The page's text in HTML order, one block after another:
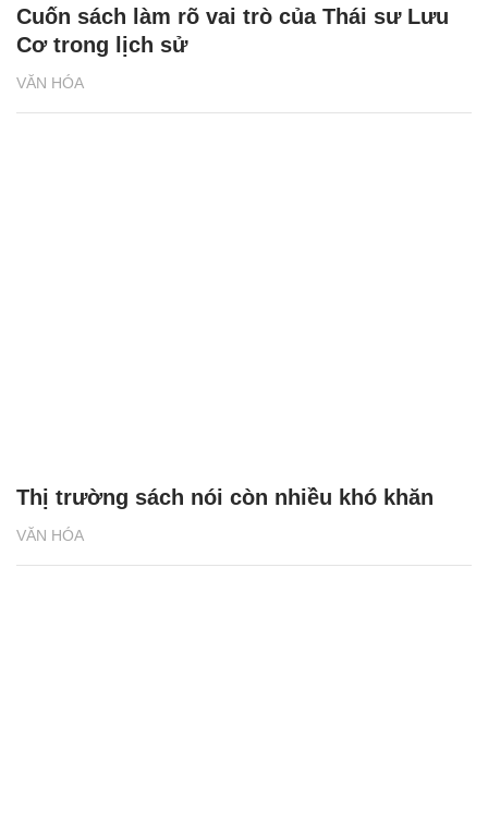
VĂN HÓA
Cuốn sách làm rõ vai trò của Thái sư Lưu
Cơ trong lịch sử
VĂN HÓA
Thị trường sách nói còn nhiều khó khăn